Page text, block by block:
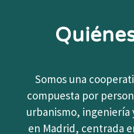
Somos una
compuesta por
urbanismo, ingeniería
en Madrid, centrada